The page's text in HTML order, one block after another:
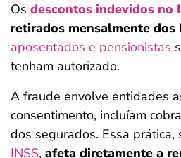
Os descontos indevidos no
retirados mensalmente dos
aposentados e pensionistas
tenham autorizado.
A fraude envolve entidades
consentimento, incluíam
dos segurados. Essa
INSS, afeta diretamente a